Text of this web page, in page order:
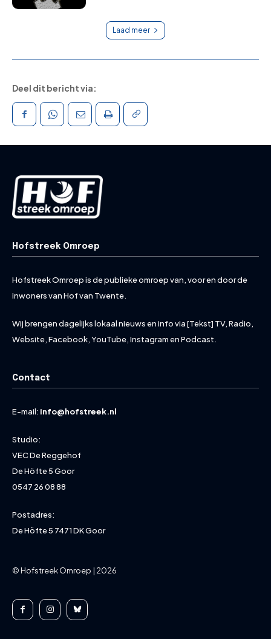
Laad meer
Deel dit bericht via:
Hofstreek Omroep
Hofstreek Omroep is de publieke omroep van, voor en door de
inwoners van Hof van Twente.
Wij brengen dagelijks lokaal nieuws en info via [Tekst] TV, Radio,
Website, Facebook, YouTube, Instagram en Podcast.
Contact
E-mail: info@hofstreek.nl
Studio:
VEC De Reggehof
De Höfte 5 Goor
0547 26 08 88
Postadres:
De Höfte 5 7471 DK Goor
© Hofstreek Omroep | 2026